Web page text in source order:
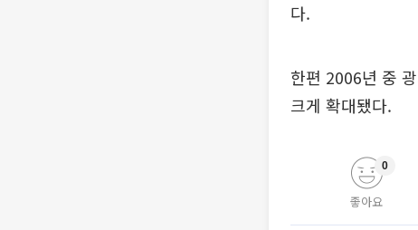
다.
한편 2006년 중
크게 확대됐다.
좋아요
0